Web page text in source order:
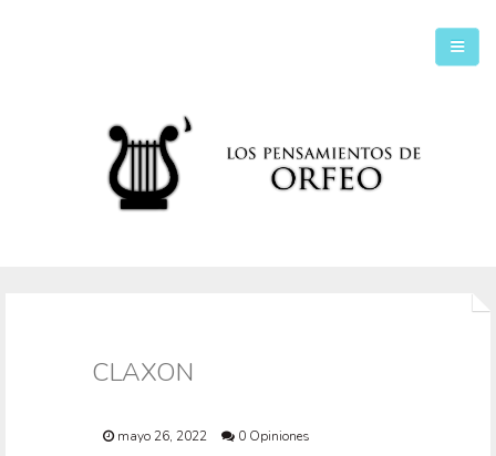
CLAXON
mayo 26, 2022 0 Opiniones